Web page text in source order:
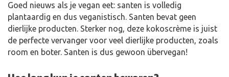
Goed nieuws als je vegan eet: santen is volledig
plantaardig en dus veganistisch. Santen bevat geen
dierlijke producten. Sterker nog, deze kokoscrème is juist
de perfecte vervanger voor veel dierlijke producten, zoals
room en boter. Santen is dus gewoon übervegan!